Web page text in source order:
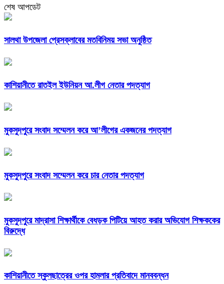
শেষ আপডেট
সালথা উপজেলা প্রেসক্লাবের মতবিনিময় সভা অনুষ্ঠিত
কাশিয়ানীতে রাতইল ইউনিয়ন আ.লীগ নেতার পদত্যাগ
মুকসুদপুরে সংবাদ সম্মেলন করে আ’লীগের একজনের পদত্যাগ
মুকসুদপুরে সংবাদ সম্মেলন করে চার নেতার পদত্যাগ
মুকসুদপুরে মাদ্রাসা শিক্ষার্থীকে বেধড়ক পিটিয়ে আহত করার অভিযোগ শিক্ষককের
বিরুদ্ধে
কাশিয়ানীতে স্কুলছাত্রের ওপর হামলার প্রতিবাদে মানববন্ধন